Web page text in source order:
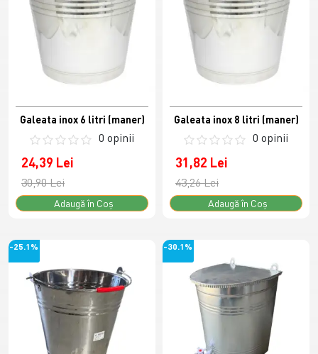
Galeata inox 6 litri (maner)
0 opinii
24,39 Lei
30,90 Lei
Adaugă în Coş
Galeata inox 8 litri (maner)
0 opinii
31,82 Lei
43,26 Lei
Adaugă în Coş
-25.1% -30.1%